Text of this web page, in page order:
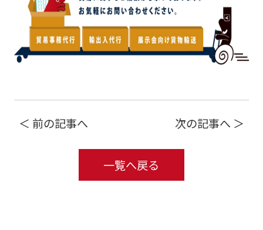
＜ 前の記事へ
一覧へ戻る
次の記事へ ＞